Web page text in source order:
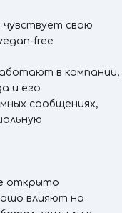
чувствует свою
free
в компании,
и его
сообщениях,
открыто
влияют на